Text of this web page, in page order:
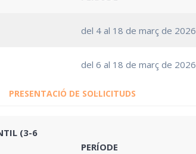
del 4 al 18 de març de 2026
del 6 al 18 de març de 2026
PRESENTACIÓ DE SOL·LICITUDS
(3-6
PERÍODE